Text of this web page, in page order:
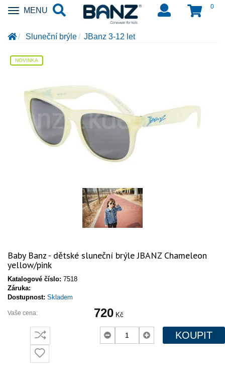
Zobrazit
MENU 0
Sluneční brýle JBanz 3-12 let
NOVINKA
Baby Banz - dětské sluneční brýle JBANZ Chameleon
yellow/pink
Katalogové číslo: 7518
Záruka:
Dostupnost: Skladem
Vaše cena: 720 Kč
KOUPIT